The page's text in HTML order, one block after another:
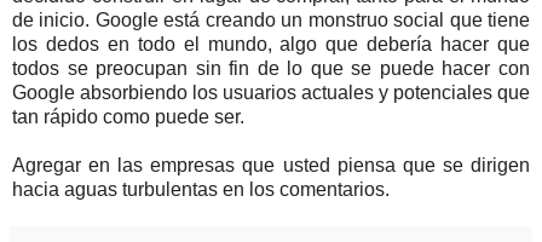
de inicio. Google está creando un monstruo social que tiene
los dedos en todo el mundo, algo que debería hacer que
todos se preocupan sin fin de lo que se puede hacer con
Google absorbiendo los usuarios actuales y potenciales que
tan rápido como puede ser.
Agregar en las empresas que usted piensa que se dirigen
hacia aguas turbulentas en los comentarios.